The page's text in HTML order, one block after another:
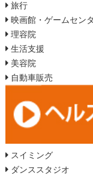
旅行
映画館・ゲームセン
理容院
生活支援
美容院
自動車販売
スイミング
ダンススタジオ